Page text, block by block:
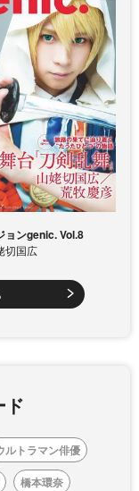
ョンgenic. Vol.8
切国広
ド
ルトラマン俳優
橋本環奈